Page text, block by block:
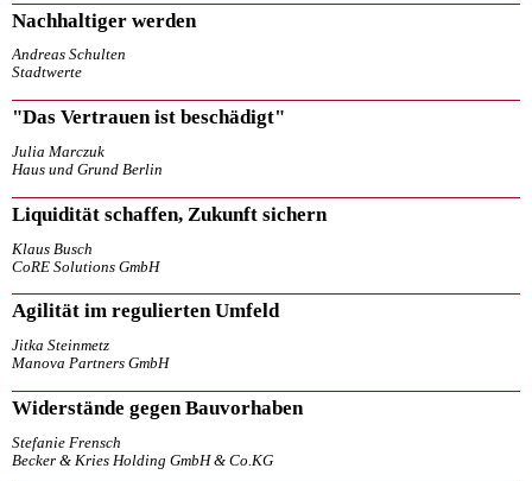
Nachhaltiger werden
Andreas Schulten
Stadtwerte
"Das Vertrauen ist beschädigt"
Julia Marczuk
Haus und Grund Berlin
Liquidität schaffen, Zukunft sichern
Klaus Busch
CoRE Solutions GmbH
Agilität im regulierten Umfeld
Jitka Steinmetz
Manova Partners GmbH
Widerstände gegen Bauvorhaben
Stefanie Frensch
Becker & Kries Holding GmbH & Co.KG